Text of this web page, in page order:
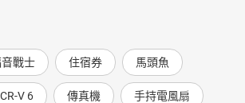
趕鬼醫病呢？
為一盞亮光
宗教領袖的問題（一）
宗教領袖的問題（二）
戰士 住宿券 馬頭魚
V 6 傳真機 手持電風扇